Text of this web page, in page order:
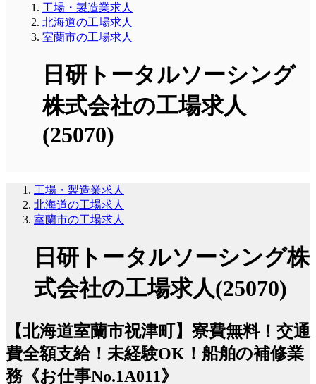
工場・製造業求人
北海道の工場求人
室蘭市の工場求人
日研トータルソーシング
株式会社の工場求人
(25070)
工場・製造業求人
北海道の工場求人
室蘭市の工場求人
日研トータルソーシング株
式会社の工場求人(25070)
【北海道室蘭市祝津町】寮費無料！交通
費全額支給！未経験OK！船舶の補修業
務《お仕事No.1A011》